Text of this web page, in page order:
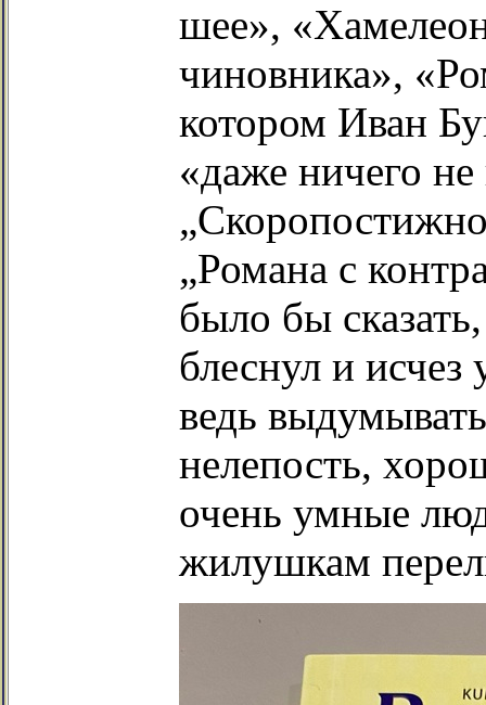
шее»,
чиновника»,
котором Иван
«даже ничего
„Романа с
было бы
блеснул и
ведь
нелепость,
очень умные
жилушкам